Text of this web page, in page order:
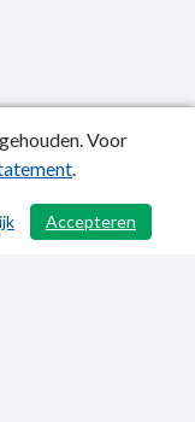
/ 503
Voor
.
Accepteren